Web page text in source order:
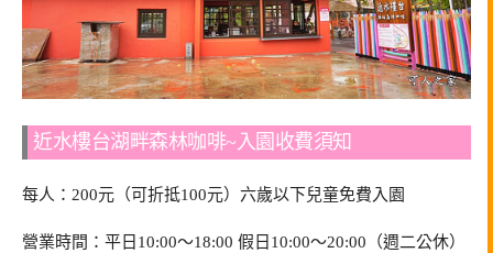
近水樓台湖畔森林咖啡~入園收費須知
每人：200元（可折抵100元）六歲以下兒童免費入園
營業時間：平日10:00～18:00 假日10:00～20:00（週二公休）